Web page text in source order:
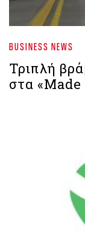
BUSINESS NEWS
Τριπλή
στα